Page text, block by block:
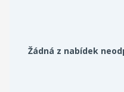
Žádná z nabídek